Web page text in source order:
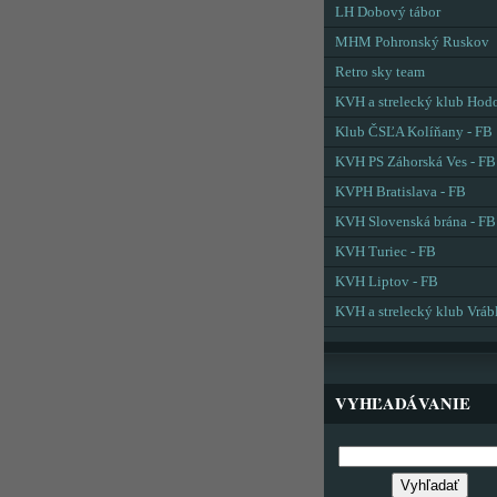
LH Dobový tábor
MHM Pohronský Ruskov
Retro sky team
KVH a strelecký klub
Klub ČSĽA Kolíňany - FB
KVH PS Záhorská Ves - FB
KVPH Bratislava - FB
KVH Slovenská brána - FB
KVH Turiec - FB
KVH Liptov - FB
KVH a strelecký klub
VYHĽADÁVANIE